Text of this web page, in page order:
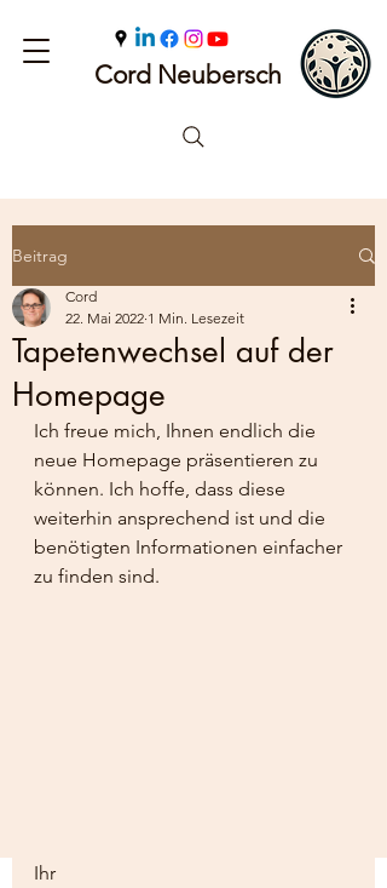
Cord Neubersch
Beitrag
Tapetenwechsel auf der
Homepage
Cord
22. Mai 2022 1 Min. Lesezeit
Ich freue mich, Ihnen endlich die
neue Homepage präsentieren zu
können. Ich hoffe, dass diese
weiterhin ansprechend ist und die
benötigten Informationen einfacher
zu finden sind.
Ihr